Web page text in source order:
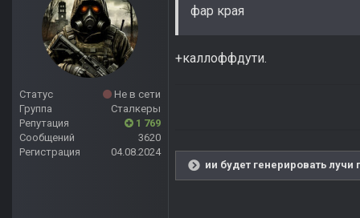
Статус
Не в сети
Группа
Сталкеры
Репутация
1 769
Сообщений
3620
Регистрация
04.08.2024
фар края
+каллоффдути.
ии будет генерировать